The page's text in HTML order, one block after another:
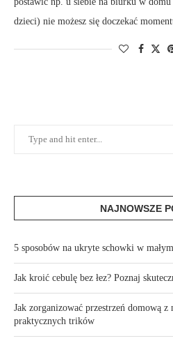
dzieci) nie możesz się doczekać
NAJNOWSZE
5 sposobów na ukryte schowki w
Jak kroić cebulę bez łez? Poznaj
Jak zorganizować przestrzeń domową
praktycznych trików